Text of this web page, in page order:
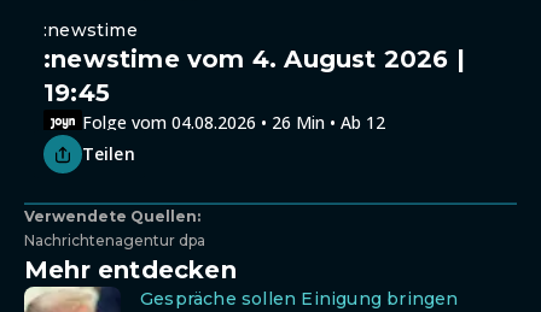
:newstime
:newstime vom 4. August 2026 |
19:45
Folge vom 04.08.2026 • 26 Min • Ab 12
Teilen
Verwendete Quellen:
Nachrichtenagentur dpa
Mehr entdecken
Gespräche sollen Einigung bringen